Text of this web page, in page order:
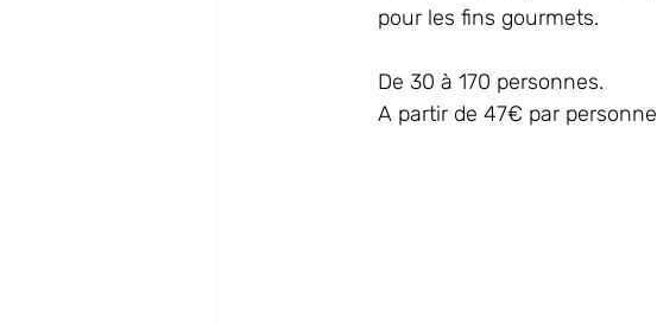
pour les fins gourmets.
De 30 à 170 personnes.
A partir de 47€ par personne